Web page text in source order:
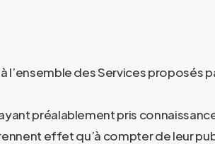
des Services proposés
préalablement pris
effet qu’à compter de leur